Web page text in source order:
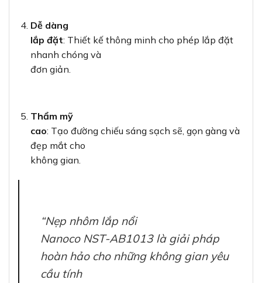
Dễ dàng
lắp đặt: Thiết kế thông minh cho phép lắp đặt
nhanh chóng và
đơn giản.
Thẩm mỹ
cao: Tạo đường chiếu sáng sạch sẽ, gọn gàng và
đẹp mắt cho
không gian.
“Nẹp nhôm lắp nổi
Nanoco NST-AB1013 là giải pháp
hoàn hảo cho những không gian yêu
cầu tính